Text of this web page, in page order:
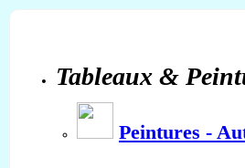
Tableaux &
Peintures -